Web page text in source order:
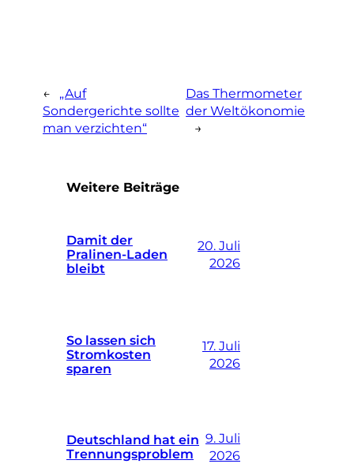
←
„Auf
Sondergerichte sollte
man verzichten“
Das Thermometer
der Weltökonomie
→
Weitere Beiträge
Damit der
Pralinen-Laden
bleibt
20. Juli
2026
So lassen sich
Stromkosten
sparen
17. Juli
2026
Deutschland hat ein
Trennungsproblem
9. Juli
2026